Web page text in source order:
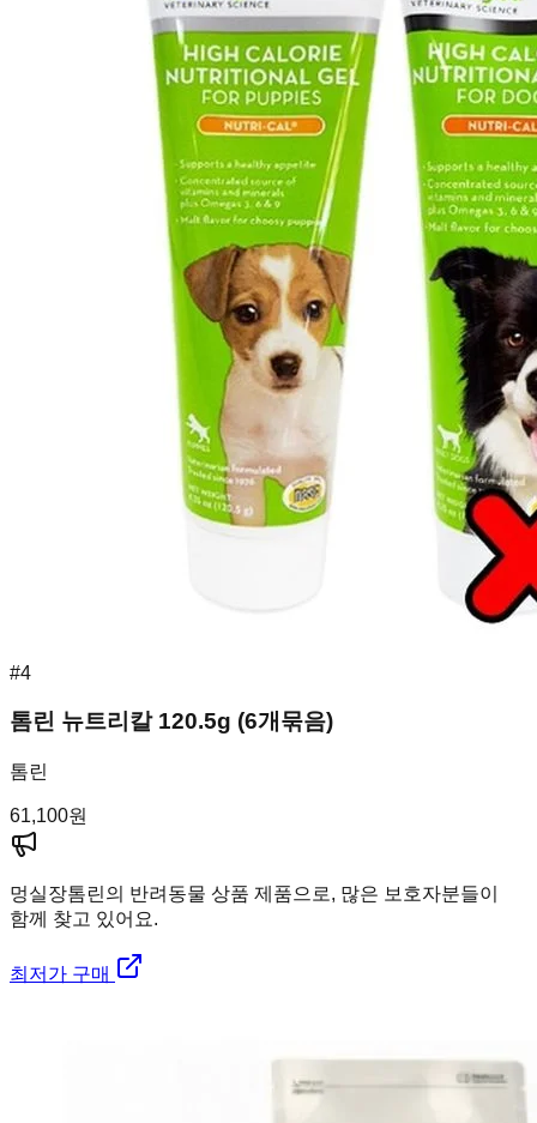
#4
톰린 뉴트리칼 120.5g (6개묶음)
톰린
61,100원
멍실장톰린의 반려동물 상품 제품으로, 많은 보호자분들이
함께 찾고 있어요.
최저가 구매